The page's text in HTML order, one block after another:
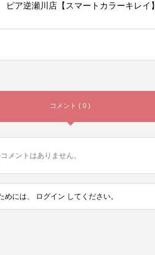
ピア逆瀬川店【スマートカラーキレイ】
コメント ( 0 )
メントはありません。
めには、 ログイン してください。